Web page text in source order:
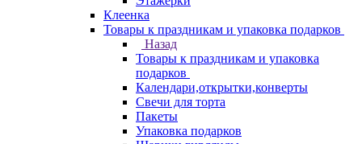
Клеенка
Товары к праздникам и упаковка подарков
Назад
Товары к праздникам и упаковка
подарков
Календари,открытки,конверты
Свечи для торта
Пакеты
Упаковка подарков